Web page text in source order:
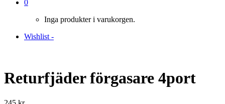
0
Inga produkter i varukorgen.
Wishlist -
Returfjäder förgasare 4port